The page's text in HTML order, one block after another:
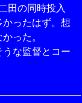
田の同時投入
ったはず。想
った。
な監督とコー